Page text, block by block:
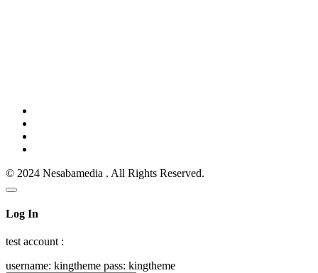
© 2024 Nesabamedia . All Rights Reserved.
Log In
test account :
username: kingtheme pass: kingtheme